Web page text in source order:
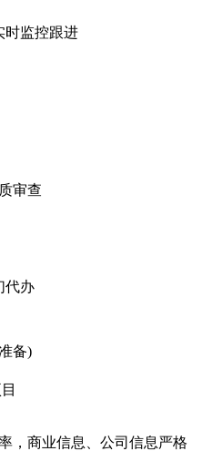
时监控跟进
审查
代办
备)
，商业信息、公司信息严格